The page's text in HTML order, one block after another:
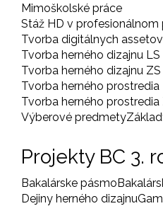
Mimoškolské práce
Stáž HD v profesionálnom
Tvorba digitálnych assetov
Tvorba herného dizajnu LS
Tvorba herného dizajnu ZS
Tvorba herného prostredia
Tvorba herného prostredia
Výberové predmety
Projekty BC 3.
Bakalárske pásmo
Dejiny herného dizajnu